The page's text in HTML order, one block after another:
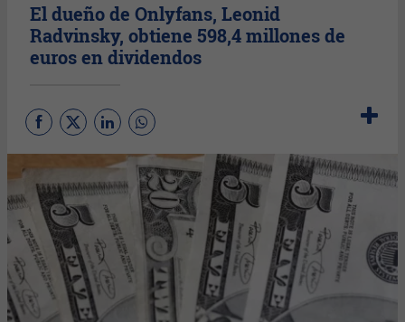
El dueño de Onlyfans, Leonid
Radvinsky, obtiene 598,4 millones de
euros en dividendos